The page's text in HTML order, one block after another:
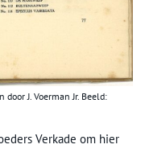
J. Voerman Jr. Beeld:
Verkade om hier